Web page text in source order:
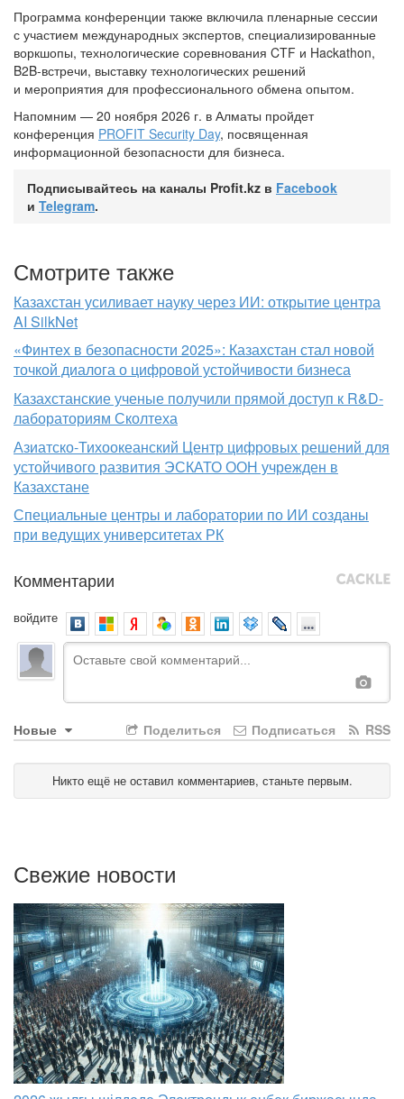
Программа конференции также включила пленарные сессии
с участием международных экспертов, специализированные
воркшопы, технологические соревнования CTF и Hackathon,
B2B-встречи, выставку технологических решений
и мероприятия для профессионального обмена опытом.
Напомним — 20 ноября 2026 г. в Алматы пройдет
конференция PROFIT Security Day, посвященная
информационной безопасности для бизнеса.
Подписывайтесь на каналы Profit.kz в Facebook
и Telegram.
Смотрите также
Казахстан усиливает науку через ИИ: открытие центра
AI SilkNet
«Финтех в безопасности 2025»: Казахстан стал новой
точкой диалога о цифровой устойчивости бизнеса
Казахстанские ученые получили прямой доступ к R&D-
лабораториям Сколтеха
Азиатско-Тихоокеанский Центр цифровых решений для
устойчивого развития ЭСКАТО ООН учрежден в
Казахстане
Специальные центры и лаборатории по ИИ созданы
при ведущих университетах РК
Комментарии
войдите
Новые RSS
Подписаться
Поделиться
Никто ещё не оставил комментариев, станьте первым.
Свежие новости